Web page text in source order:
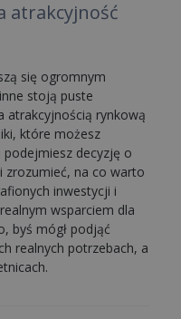
atrakcyjność
się ogromnym
stoją puste
atrakcyjnością rynkową
które możesz
podejmiesz decyzję o
zrozumieć, na co warto
inwestycji i
wsparciem dla
byś mógł podjąć
realnych potrzebach, a